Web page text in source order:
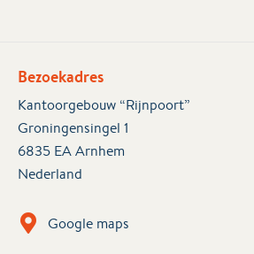
Bezoekadres
Kantoorgebouw “Rijnpoort”
Groningensingel 1
6835 EA Arnhem
Nederland
Google maps